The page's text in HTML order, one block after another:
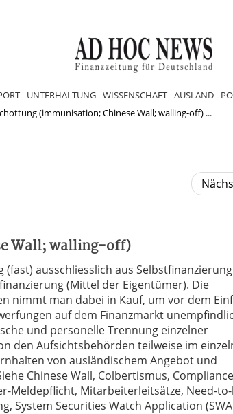
UNTERHALTUNG WISSENSCHAFT AUSLAND
(immunisation; Chinese Wall; walling-off) ...
Wall; walling-off)
ausschliesslich aus Selbstfinanzierung
(Mittel der Eigentümer). Die
nimmt man dabei in Kauf, um vor dem
auf dem Finanzmarkt
und personelle Trennung einzelner
den Aufsichtsbehörden teilweise im
von ausländischem Angebot und
Chinese Wall, Colbertismus,
Meldepflicht, Mitarbeiterleitsätze, Need-
System Securities Watch Application